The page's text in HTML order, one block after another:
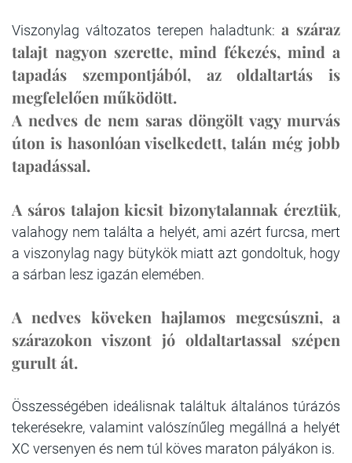
Viszonylag változatos terepen haladtunk: a száraz
talajt nagyon szerette, mind fékezés, mind a
tapadás szempontjából, az oldaltartás is
megfelelően működött.
A nedves de nem saras döngölt vagy murvás
úton is hasonlóan viselkedett, talán még jobb
tapadással.
A sáros talajon kicsit bizonytalannak éreztük,
valahogy nem találta a helyét, ami azért furcsa, mert
a viszonylag nagy bütykök miatt azt gondoltuk, hogy
a sárban lesz igazán elemében.
A nedves köveken hajlamos megcsúszni, a
szárazokon viszont jó oldaltartassal szépen
gurult át.
Összességében ideálisnak találtuk általános túrázós
tekerésekre, valamint valószínűleg megállná a helyét
XC versenyen és nem túl köves maraton pályákon is.